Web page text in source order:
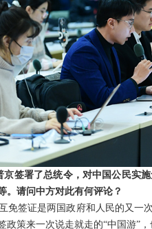
京签署了总统令，对中国公民实
。请问中方对此有何评论？
免签证是两国政府和人民的又一
策来一次说走就走的“中国游”